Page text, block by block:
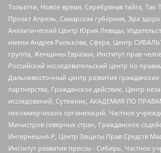
Тольятти, Новое время, Серебряная тайга, Так-
Проект Апрель, Самарская губерния, Эра
Аналитический Центр Юрия Левады,
имени Андрея Рылькова, Сфера, Центр
группа, Женщины Евразии, Институт прав
Российский исследовательский центр по
Дальневосточный центр развития
партнерства, Гражданское действие, Центр
исследований, Сутяжник, АКАДЕМИЯ ПО
некоммерческих организаций, Частное
Министров северных стран, Гражданское
Интернешнл-Р, Центр Защиты Прав Средств
Институт развития прессы - Сибирь, Частное